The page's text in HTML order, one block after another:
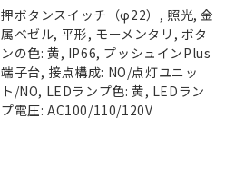
押ボタンスイッチ（φ22）, 照光, 金
属ベゼル, 平形, モーメンタリ, ボタ
ンの色: 黄, IP66, プッシュインPlus
端子台, 接点構成: NO/点灯ユニッ
ト/NO, LEDランプ色: 黄, LEDラン
プ電圧: AC100/110/120V